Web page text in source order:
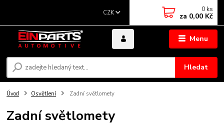
Menu
CZK
Hledat
0 ks
za 0,00 Kč
Úvod Osvětlení Zadní světlomety
Zadní světlomety